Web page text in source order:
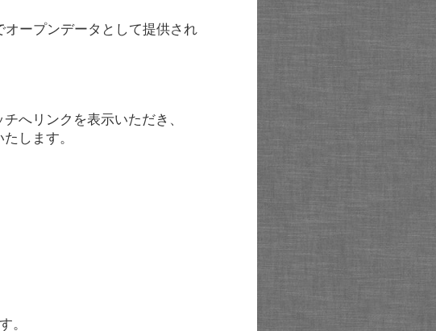
オープンデータとして提供され
へリンクを表示いただき、
します。
。